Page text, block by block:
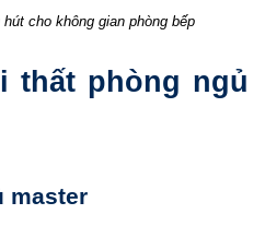
cho không gian phòng bếp
thất phòng ngủ
master